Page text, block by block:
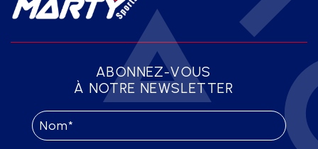
ABONNEZ-VOUS
À NOTRE NEWSLETTER